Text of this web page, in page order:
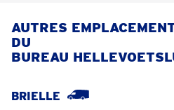
AUTRES
DU
BUREAU
BRIELLE